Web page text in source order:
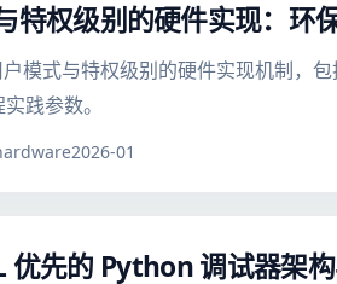
特权级别的硬件实现：环
模式与特权级别的硬件实现机制，
践参数。
2026-01
优先的 Python 调试器架